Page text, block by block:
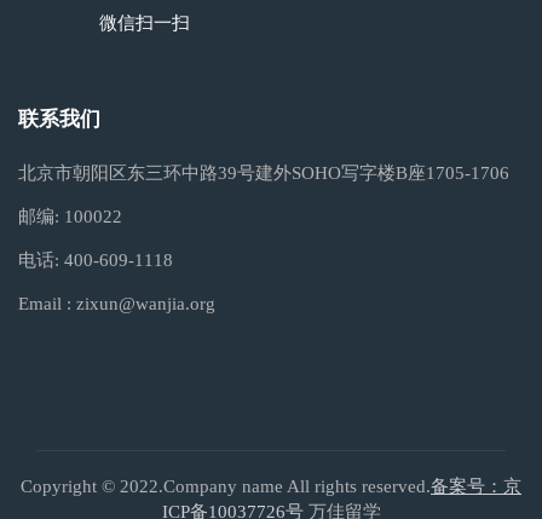
微信扫一扫
联系我们
北京市朝阳区东三环中路39号建外SOHO写字楼B座1705-1706
邮编: 100022
电话: 400-609-1118
Email : zixun@wanjia.org
Copyright © 2022.Company name All rights reserved.备案号：京
ICP备10037726号万佳留学